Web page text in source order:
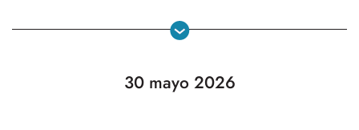
30 mayo 2026